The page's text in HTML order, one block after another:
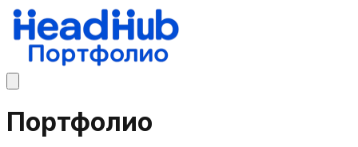
Портфолио